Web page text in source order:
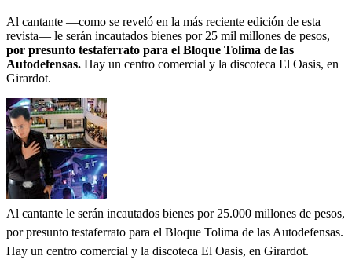
Al cantante —como se reveló en la más reciente edición de esta
revista— le serán incautados bienes por 25 mil millones de pesos,
por presunto testaferrato para el Bloque Tolima de las
Autodefensas. Hay un centro comercial y la discoteca El Oasis, en
Girardot.
Al cantante le serán incautados bienes por 25.000 millones de pesos,
por presunto testaferrato para el Bloque Tolima de las Autodefensas.
Hay un centro comercial y la discoteca El Oasis, en Girardot.